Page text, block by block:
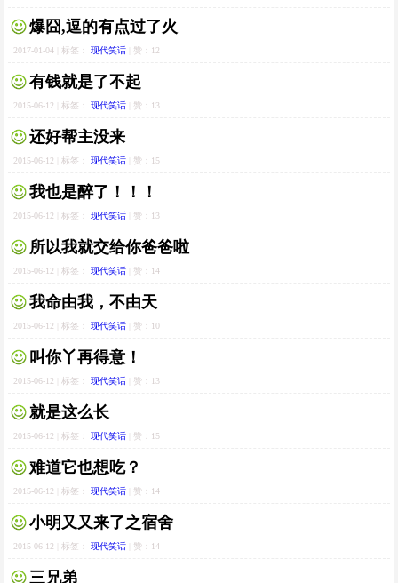
爆囧,逗的有点过了火
2017-01-04 | 标签： 现代笑话 | 赞：12
有钱就是了不起
2015-06-12 | 标签： 现代笑话 | 赞：13
还好帮主没来
2015-06-12 | 标签： 现代笑话 | 赞：15
我也是醉了！！！
2015-06-12 | 标签： 现代笑话 | 赞：13
所以我就交给你爸爸啦
2015-06-12 | 标签： 现代笑话 | 赞：14
我命由我，不由天
2015-06-12 | 标签： 现代笑话 | 赞：10
叫你丫再得意！
2015-06-12 | 标签： 现代笑话 | 赞：13
就是这么长
2015-06-12 | 标签： 现代笑话 | 赞：15
难道它也想吃？
2015-06-12 | 标签： 现代笑话 | 赞：14
小明又又来了之宿舍
2015-06-12 | 标签： 现代笑话 | 赞：14
三兄弟